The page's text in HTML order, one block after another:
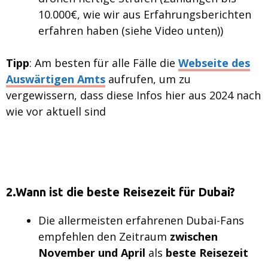
10.000€, wie wir aus Erfahrungsberichten
erfahren haben (siehe Video unten))
Tipp: Am besten für alle Fälle die Webseite des
Auswärtigen Amts aufrufen, um zu
vergewissern, dass diese Infos hier aus 2024 nach
wie vor aktuell sind
2.Wann ist die beste Reisezeit für Dubai?
Die allermeisten erfahrenen Dubai-Fans
empfehlen den Zeitraum zwischen
November und April als beste Reisezeit